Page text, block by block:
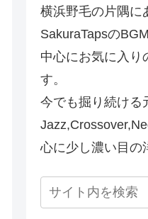
横浜野毛の片隅に
SakuraTapsの
中心にお気に入り
す。
今でも掘り続ける
心に少し濃い目の